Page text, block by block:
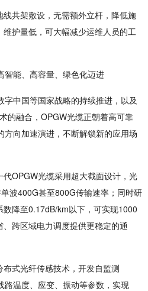
线共架敷设，无需额外立杆，降低施
护量低，可大幅减少运维人员的工
智能、高容量、绿色化迈进
中国等国家战略的持续推进，以及
的融合，OPGW光缆正朝着高可靠
向加速演进，不断解锁新的应用场
代OPGW光缆采用超大截面设计，光
波400G甚至800G传输速率；同时研
数降至0.17dB/km以下，可实现1000
跨区域电力调度提供更稳定的通
布式光纤传感技术，开发自监测
路温度、应变、振动等参数，实现